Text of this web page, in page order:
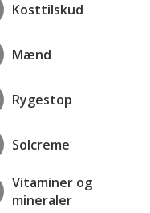
Kosttilskud
Mænd
Rygestop
Solcreme
Vitaminer og
mineraler